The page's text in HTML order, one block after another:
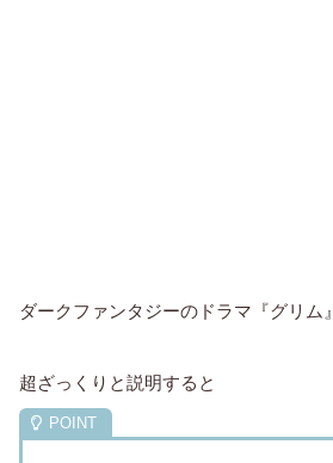
ダークファンタジーのドラマ『グリム』
超ざっくりと説明すると